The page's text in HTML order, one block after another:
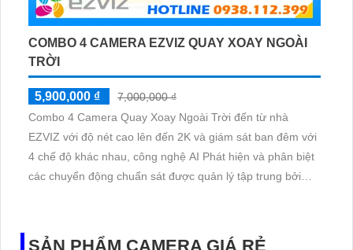
COMBO 4 CAMERA EZVIZ QUAY XOAY NGOÀI
TRỜI
5,900,000 ₫
7,000,000 ₫
Combo 4 Camera Quay Xoay Ngoài Trời đến từ nhà
EZVIZ với độ nét cao lên đến 2K và giám sát ban đêm với
4 chế độ khác nhau, công nghệ AI Phát hiện và phân biệt
các chuyển động chuẩn sát được quản lý tập trung bởi
SẢN PHẨM CAMERA GIÁ RẺ